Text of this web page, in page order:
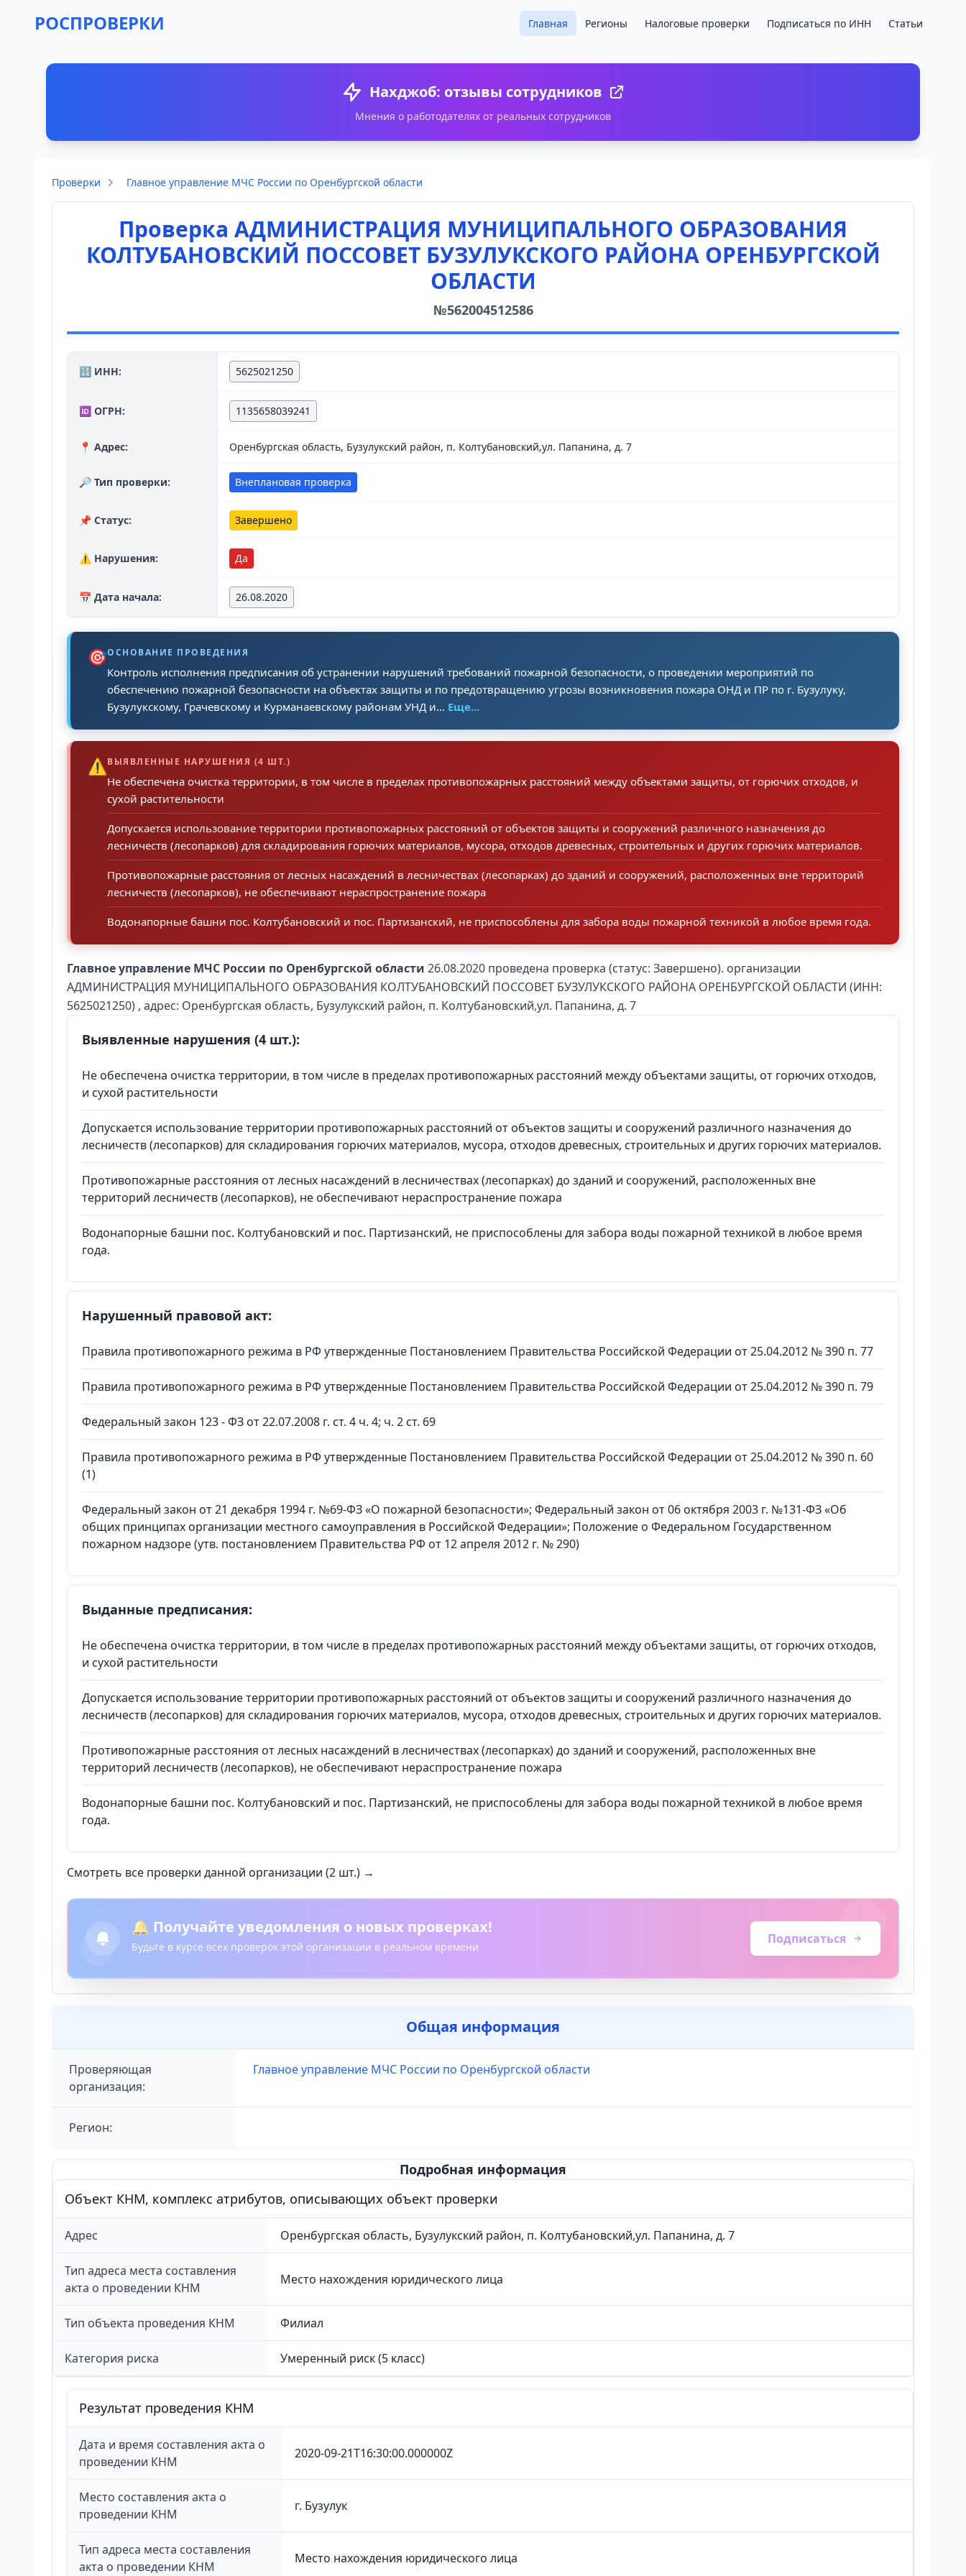
РОСПРОВЕРКИ Главная Регионы Налоговые проверки Подписаться по ИНН Статьи
Нахджоб: отзывы сотрудников
Мнения о работодателях от реальных сотрудников
Проверки Главное управление МЧС России по Оренбургской области
Проверка АДМИНИСТРАЦИЯ МУНИЦИПАЛЬНОГО ОБРАЗОВАНИЯ
КОЛТУБАНОВСКИЙ ПОССОВЕТ БУЗУЛУКСКОГО РАЙОНА ОРЕНБУРГСКОЙ
ОБЛАСТИ
№562004512586
🔢 ИНН: 5625021250
🆔 ОГРН: 1135658039241
📍 Адрес: Оренбургская область, Бузулукский район, п. Колтубановский,ул. Папанина, д. 7
🔎 Тип проверки: Внеплановая проверка
📌 Статус: Завершено
⚠️ Нарушения: Да
📅 Дата начала: 26.08.2020
🎯ОСНОВАНИЕ ПРОВЕДЕНИЯ
Контроль исполнения предписания об устранении нарушений требований пожарной безопасности, о проведении мероприятий по
обеспечению пожарной безопасности на объектах защиты и по предотвращению угрозы возникновения пожара ОНД и ПР по г. Бузулуку,
Бузулукскому, Грачевскому и Курманаевскому районам УНД и... Еще...
⚠️ВЫЯВЛЕННЫЕ НАРУШЕНИЯ (4 ШТ.)
Не обеспечена очистка территории, в том числе в пределах противопожарных расстояний между объектами защиты, от горючих отходов, и
сухой растительности
Допускается использование территории противопожарных расстояний от объектов защиты и сооружений различного назначения до
лесничеств (лесопарков) для складирования горючих материалов, мусора, отходов древесных, строительных и других горючих материалов.
Противопожарные расстояния от лесных насаждений в лесничествах (лесопарках) до зданий и сооружений, расположенных вне территорий
лесничеств (лесопарков), не обеспечивают нераспространение пожара
Водонапорные башни пос. Колтубановский и пос. Партизанский, не приспособлены для забора воды пожарной техникой в любое время года.
Главное управление МЧС России по Оренбургской области 26.08.2020 проведена проверка (статус: Завершено). организации
АДМИНИСТРАЦИЯ МУНИЦИПАЛЬНОГО ОБРАЗОВАНИЯ КОЛТУБАНОВСКИЙ ПОССОВЕТ БУЗУЛУКСКОГО РАЙОНА ОРЕНБУРГСКОЙ ОБЛАСТИ (ИНН:
5625021250) , адрес: Оренбургская область, Бузулукский район, п. Колтубановский,ул. Папанина, д. 7
Выявленные нарушения (4 шт.):
Не обеспечена очистка территории, в том числе в пределах противопожарных расстояний между объектами защиты, от горючих отходов,
и сухой растительности
Допускается использование территории противопожарных расстояний от объектов защиты и сооружений различного назначения до
лесничеств (лесопарков) для складирования горючих материалов, мусора, отходов древесных, строительных и других горючих материалов.
Противопожарные расстояния от лесных насаждений в лесничествах (лесопарках) до зданий и сооружений, расположенных вне
территорий лесничеств (лесопарков), не обеспечивают нераспространение пожара
Водонапорные башни пос. Колтубановский и пос. Партизанский, не приспособлены для забора воды пожарной техникой в любое время
года.
Нарушенный правовой акт:
Правила противопожарного режима в РФ утвержденные Постановлением Правительства Российской Федерации от 25.04.2012 № 390 п. 77
Правила противопожарного режима в РФ утвержденные Постановлением Правительства Российской Федерации от 25.04.2012 № 390 п. 79
Федеральный закон 123 - ФЗ от 22.07.2008 г. ст. 4 ч. 4; ч. 2 ст. 69
Правила противопожарного режима в РФ утвержденные Постановлением Правительства Российской Федерации от 25.04.2012 № 390 п. 60
(1)
Федеральный закон от 21 декабря 1994 г. №69-ФЗ «О пожарной безопасности»; Федеральный закон от 06 октября 2003 г. №131-ФЗ «Об
общих принципах организации местного самоуправления в Российской Федерации»; Положение о Федеральном Государственном
пожарном надзоре (утв. постановлением Правительства РФ от 12 апреля 2012 г. № 290)
Выданные предписания:
Не обеспечена очистка территории, в том числе в пределах противопожарных расстояний между объектами защиты, от горючих отходов,
и сухой растительности
Допускается использование территории противопожарных расстояний от объектов защиты и сооружений различного назначения до
лесничеств (лесопарков) для складирования горючих материалов, мусора, отходов древесных, строительных и других горючих материалов.
Противопожарные расстояния от лесных насаждений в лесничествах (лесопарках) до зданий и сооружений, расположенных вне
территорий лесничеств (лесопарков), не обеспечивают нераспространение пожара
Водонапорные башни пос. Колтубановский и пос. Партизанский, не приспособлены для забора воды пожарной техникой в любое время
года.
Смотреть все проверки данной организации (2 шт.) →
🔔 Получайте уведомления о новых проверках!
Будьте в курсе всех проверок этой организации в реальном времени
Подписаться
Общая информация
Проверяющая
организация:
Главное управление МЧС России по Оренбургской области
Регион:
Подробная информация
Объект КНМ, комплекс атрибутов, описывающих объект проверки
Адрес Оренбургская область, Бузулукский район, п. Колтубановский,ул. Папанина, д. 7
Тип адреса места составления
акта о проведении КНМ
Место нахождения юридического лица
Тип объекта проведения КНМ Филиал
Категория риска Умеренный риск (5 класс)
Результат проведения КНМ
Дата и время составления акта о
проведении КНМ
2020-09-21T16:30:00.000000Z
Место составления акта о
проведении КНМ
г. Бузулук
Тип адреса места составления
акта о проведении КНМ
Место нахождения юридического лица